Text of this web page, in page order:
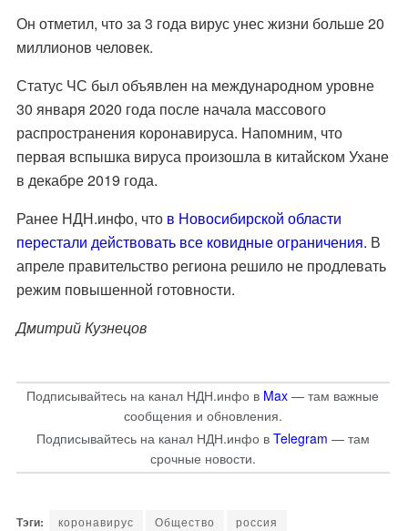
Он отметил, что за 3 года вирус унес жизни больше 20
миллионов человек.
Статус ЧС был объявлен на международном уровне
30 января 2020 года после начала массового
распространения коронавируса. Напомним, что
первая вспышка вируса произошла в китайском Ухане
в декабре 2019 года.
Ранее НДН.инфо, что в Новосибирской области
перестали действовать все ковидные ограничения. В
апреле правительство региона решило не продлевать
режим повышенной готовности.
Дмитрий Кузнецов
Подписывайтесь на канал НДН.инфо в Max — там важные
сообщения и обновления.
Подписывайтесь на канал НДН.инфо в Telegram — там
срочные новости.
коронавирус Общество россия